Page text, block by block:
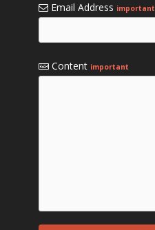
Email Address important
Content important